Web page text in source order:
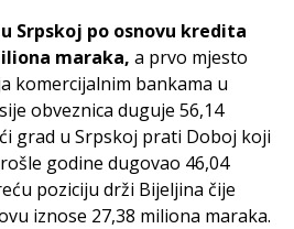
Srpskoj po osnovu kredita
maraka, a prvo mjesto
komercijalnim bankama u
obveznica duguje 56,14
grad u Srpskoj prati Doboj koji
godine dugovao 46,04
poziciju drži Bijeljina čije
iznose 27,38 miliona maraka.